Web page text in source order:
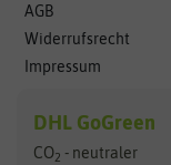
AGB
Widerrufsrecht
Impressum
DHL GoGreen
CO2 - neutraler